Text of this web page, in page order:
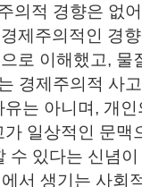
의적 경향은 없
제주의적인 경
로 이해했고, 물
경제주의적 사
는 아니며, 개인
일상적인 문맥
수 있다는 신념
서 생기는 사회